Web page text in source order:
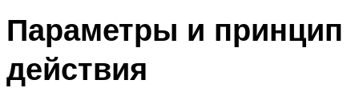
Параметры и принцип
действия